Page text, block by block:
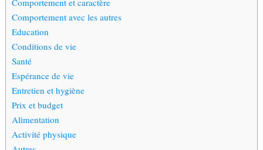
Comportement avec les autres
Education
Conditions de vie
Santé
Espérance de vie
Entretien et hygiène
Prix et budget
Alimentation
Activité physique